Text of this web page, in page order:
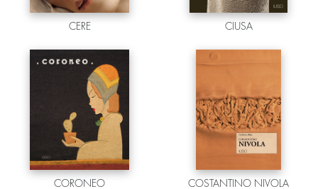
CERE CIUSA
CORONEO COSTANTINO NIVOLA